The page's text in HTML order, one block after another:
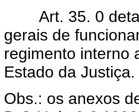
Art. 35. 0
gerais de
regimento interno
Estado da Justiça.
Obs.: os anexos